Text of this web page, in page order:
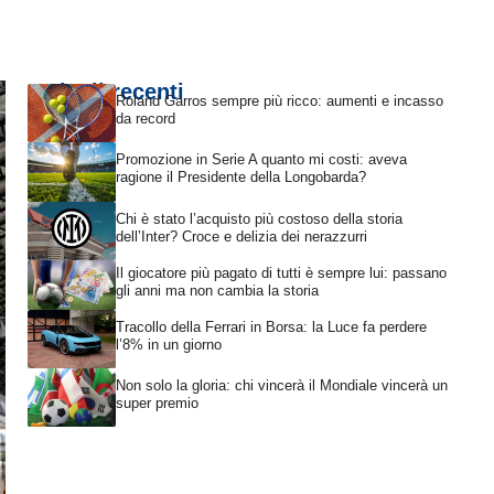
Articoli recentiRoland Garros sempre più ricco: aumenti e incasso
da record
Promozione in Serie A quanto mi costi: aveva
ragione il Presidente della Longobarda?
Chi è stato l’acquisto più costoso della storia
dell’Inter? Croce e delizia dei nerazzurri
Il giocatore più pagato di tutti è sempre lui: passano
gli anni ma non cambia la storia
Tracollo della Ferrari in Borsa: la Luce fa perdere
l’8% in un giorno
Non solo la gloria: chi vincerà il Mondiale vincerà un
super premio